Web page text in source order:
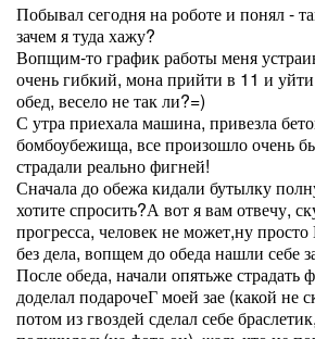
Побывал сегодня на роботе и понял -
зачем я туда хажу?
Вопщим-то график работы меня
очень гибкий, мона прийти в 11 и
обед, весело не так ли?=)
С утра приехала машина, привезла
бомбоубежища, все произошло очень
страдали реально фигней!
Сначала до обежа кидали бутылку
хотите спросить?А вот я вам отвечу,
прогресса, человек не может,ну
без дела, вопщем до обеда нашли себе
После обеда, начали опятьже страдать
доделал подарочеГ моей зае (какой не
потом из гвоздей сделал себе